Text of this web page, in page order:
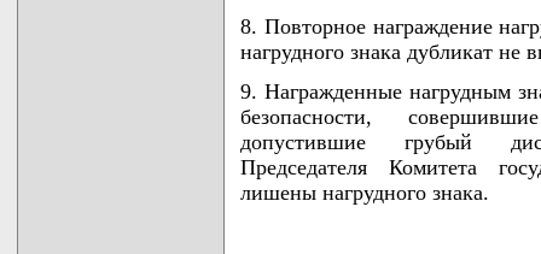
8. Повторное награждение
нагрудного знака дубликат не
9. Награжденные нагрудным
безопасности,
допустившие грубый
Председателя Комитета
лишены нагрудного знака.